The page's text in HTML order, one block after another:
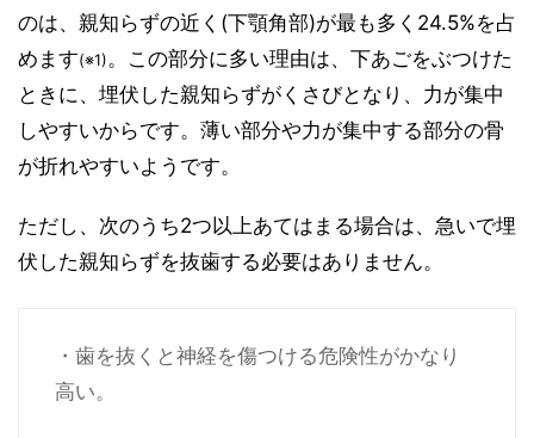
のは、親知らずの近く(下顎角部)が最も多く24.5%を占
めます(※1)。この部分に多い理由は、下あごをぶつけた
ときに、埋伏した親知らずがくさびとなり、力が集中
しやすいからです。薄い部分や力が集中する部分の骨
が折れやすいようです。
ただし、次のうち2つ以上あてはまる場合は、急いで埋
伏した親知らずを抜歯する必要はありません。
・歯を抜くと神経を傷つける危険性がかなり
高い。